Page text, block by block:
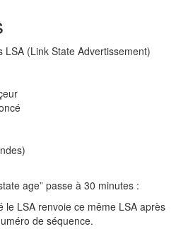
LSA (Link State Advertissement)
age” passe à 30 minutes :
le LSA renvoie ce même LSA après
de séquence.